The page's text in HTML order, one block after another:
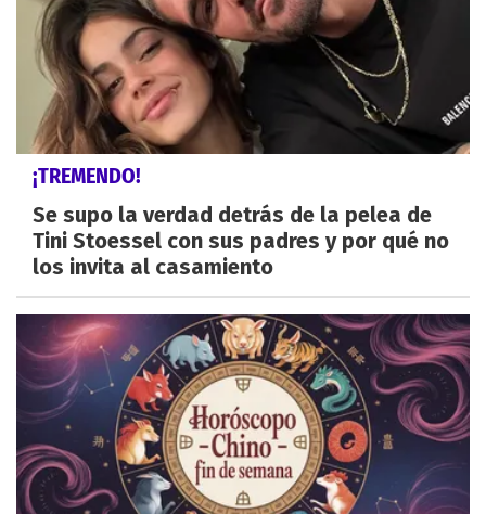
¡TREMENDO!
Se supo la verdad detrás de la pelea de
Tini Stoessel con sus padres y por qué no
los invita al casamiento